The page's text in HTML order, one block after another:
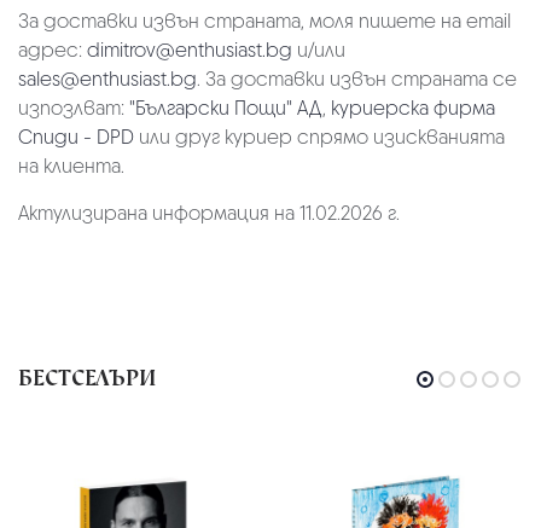
За доставки извън страната, моля пишете на email
адрес: dimitrov@enthusiast.bg и/или
sales@enthusiast.bg. За доставки извън страната се
изпозлват: "Български Пощи" АД, куриерска фирма
Спиди - DPD или друг куриер спрямо изискванията
на клиента.
Актулизирана информация на 11.02.2026 г.
БЕСТСЕЛЪРИ